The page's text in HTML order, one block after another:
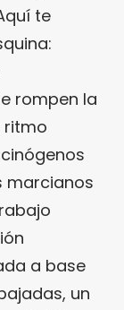
te
rompen la
ritmo
marcianos
a base
un